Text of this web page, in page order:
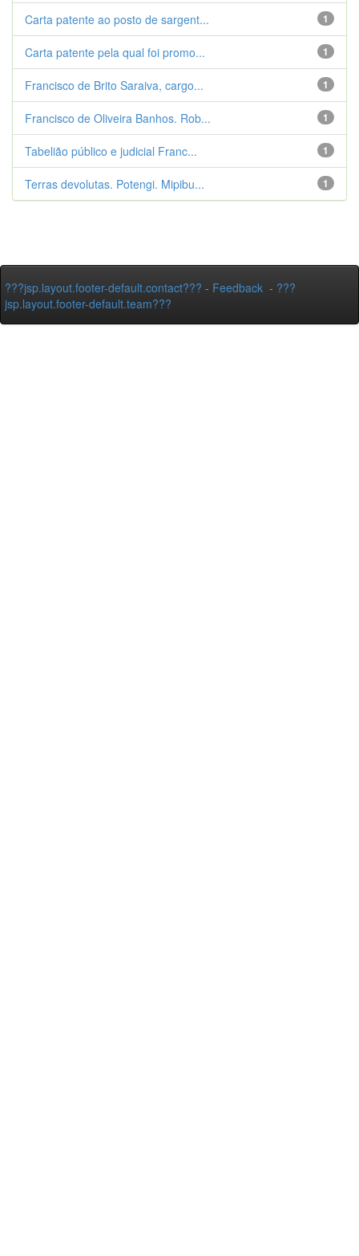
1
Carta patente ao posto de sargent...
1
Carta patente pela qual foi promo...
1
Francisco de Brito Saraiva, cargo...
1
Francisco de Oliveira Banhos. Rob...
1
Tabelião público e judicial Franc...
1
Terras devolutas. Potengi. Mipibu...
???jsp.layout.footer-default.contact??? - Feedback - ???
jsp.layout.footer-default.team???